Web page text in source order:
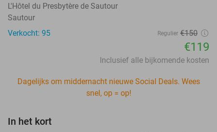
L'Hôtel du Presbytère de Sautour
Sautour
Verkocht: 95
Regulier €150
€119
Inclusief alle bijkomende kosten
Dagelijks om middernacht nieuwe Social Deals. Wees
snel, op = op!
In het kort